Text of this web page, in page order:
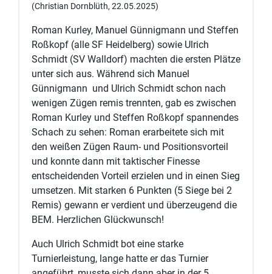
(Christian Dornblüth, 22.05.2025)
Roman Kurley, Manuel Günnigmann und Steffen
Roßkopf (alle SF Heidelberg) sowie Ulrich
Schmidt (SV Walldorf) machten die ersten Plätze
unter sich aus. Während sich Manuel
Günnigmann und Ulrich Schmidt schon nach
wenigen Zügen remis trennten, gab es zwischen
Roman Kurley und Steffen Roßkopf spannendes
Schach zu sehen: Roman erarbeitete sich mit
den weißen Zügen Raum- und Positionsvorteil
und konnte dann mit taktischer Finesse
entscheidenden Vorteil erzielen und in einen Sieg
umsetzen. Mit starken 6 Punkten (5 Siege bei 2
Remis) gewann er verdient und überzeugend die
BEM. Herzlichen Glückwunsch!
Auch Ulrich Schmidt bot eine starke
Turnierleistung, lange hatte er das Turnier